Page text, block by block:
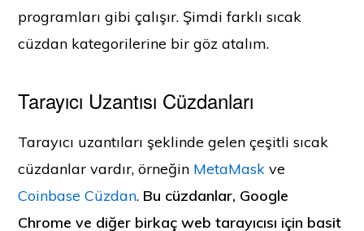
programları gibi çalışır. Şimdi farklı sıcak
cüzdan kategorilerine bir göz atalım.
Tarayıcı Uzantısı Cüzdanları
Tarayıcı uzantıları şeklinde gelen çeşitli sıcak
cüzdanlar vardır, örneğin MetaMask ve
Coinbase Cüzdan. Bu cüzdanlar, Google
Chrome ve diğer birkaç web tarayıcısı için basit